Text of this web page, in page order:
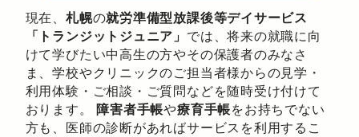
現在、 札幌の就労準備型放課後等デイサービス
「トランジットジュニア」 では、将来の就職に向
けて学びたい中高生の方やその保護者のみなさ
ま、学校やクリニックのご担当者様からの見学・
利用体験・ご相談・ご質問などを随時受け付けて
おります。 障害者手帳や療育手帳をお持ちでない
方も、医師の診断があればサービスを利用するこ